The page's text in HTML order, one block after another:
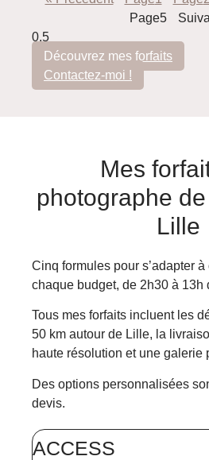
Page5
Découvrez mes forfaits
Contactez-moi !
Mes
photographe
Lille
Cinq formules pour s’adapter
chaque budget, de 2h30 à 13h
Tous mes forfaits incluent les
50 km autour de Lille, la
haute résolution et une galerie
Des options personnalisées
devis.
ACCESS